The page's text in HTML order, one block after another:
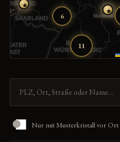
★
11
6
★
Nur mit Musterkristall vor Ort